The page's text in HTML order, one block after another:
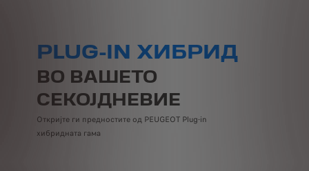
PLUG-IN ХИБРИД
ВО ВАШЕТО
СЕКОЈДНЕВИЕ
Откријте ги предностите од PEUGEOT Plug-in
хибридната гама